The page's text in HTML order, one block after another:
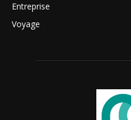
Entreprise
Voyage